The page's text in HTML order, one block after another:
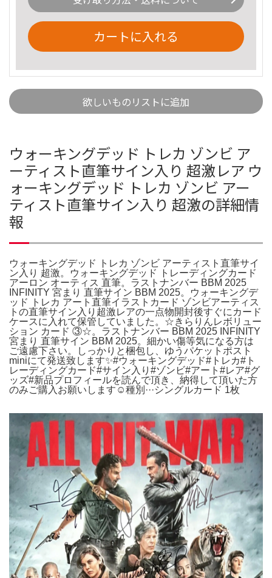
カートに入れる
欲しいものリストに追加
ウォーキングデッド トレカ ゾンビ ア
ーティスト直筆サイン入り 超激レア ウ
ォーキングデッド トレカ ゾンビ アー
ティスト直筆サイン入り 超激の詳細情
報
ウォーキングデッド トレカ ゾンビ アーティスト直筆サイ
ン入り 超激。ウォーキングデッド トレーディングカード
アーロン オーティス 直筆。ラストナンバー BBM 2025
INFINITY 宮まり 直筆サイン BBM 2025。ウォーキングデ
ッド トレカ アート直筆イラストカード ゾンビアーティス
トの直筆サイン入り超激レアの一点物開封後すぐにカード
ケースに入れて保管していました。☆きらりんレボリュー
ション カード ③☆。ラストナンバー BBM 2025 INFINITY
宮まり 直筆サイン BBM 2025。細かい傷等気になる方は
ご遠慮下さい。しっかりと梱包し、ゆうパケットポスト
miniにて発送致します✨#ウォーキングデッド#トレカ#ト
レーディングカード#サイン入り#ゾンビ#アート#レア#グ
ッズ#新品プロフィールを読んで頂き、納得して頂いた方
のみご購入お願いします☺︎種別···シングルカード 1枚